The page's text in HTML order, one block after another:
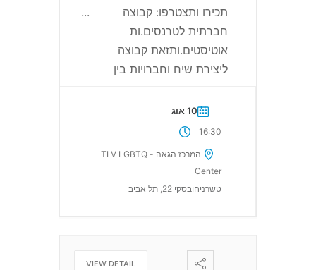
תכירו ותצטרפו: קבוצה
חברתית לטרנסים.ות
אוטיסטים.ותזאת קבוצה
ליצירת שיח וחברויות בין
...
10 אוג
16:30
המרכז הגאה - TLV LGBTQ
Center
טשרניחובסקי 22, תל אביב
VIEW DETAIL